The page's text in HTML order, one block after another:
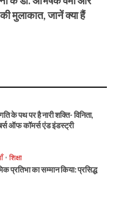
की मुलाकात, जानें क्या हैं
के पथ पर है नारी शक्ति- विनिता,
ऑफ कॉमर्स एंड इंडस्ट्री
• शिक्षा
प्रतिभा का सम्मान किया: प्रसिद्ध